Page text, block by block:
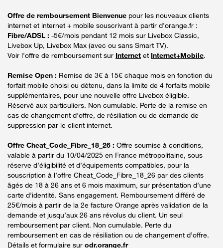
Offre de remboursement Bienvenue pour les nouveaux clients
internet et internet + mobile souscrivant à partir d’orange.fr :
Fibre/ADSL : -5€/mois pendant 12 mois sur Livebox Classic,
Livebox Up, Livebox Max (avec ou sans Smart TV).
Voir l'offre de remboursement sur Internet et Internet+Mobile.
Remise Open : Remise de 3€ à 15€ chaque mois en fonction du
forfait mobile choisi ou détenu, dans la limite de 4 forfaits mobile
supplémentaires, pour une nouvelle offre Livebox éligible.
Réservé aux particuliers. Non cumulable. Perte de la remise en
cas de changement d'offre, de résiliation ou de demande de
suppression par le client internet.
Offre Cheat_Code_Fibre_18_26 : Offre soumise à conditions,
valable à partir du 10/04/2025 en France métropolitaine, sous
réserve d’éligibilité et d’équipements compatibles, pour la
souscription à l’offre Cheat_Code_Fibre_18_26 par des clients
âgés de 18 à 26 ans et 6 mois maximum, sur présentation d’une
carte d’identité. Sans engagement. Remboursement différé de
25€/mois à partir de la 2e facture Orange après validation de la
demande et jusqu’aux 26 ans révolus du client. Un seul
remboursement par client. Non cumulable. Perte du
remboursement en cas de résiliation ou de changement d’offre.
Détails et formulaire sur odr.orange.fr